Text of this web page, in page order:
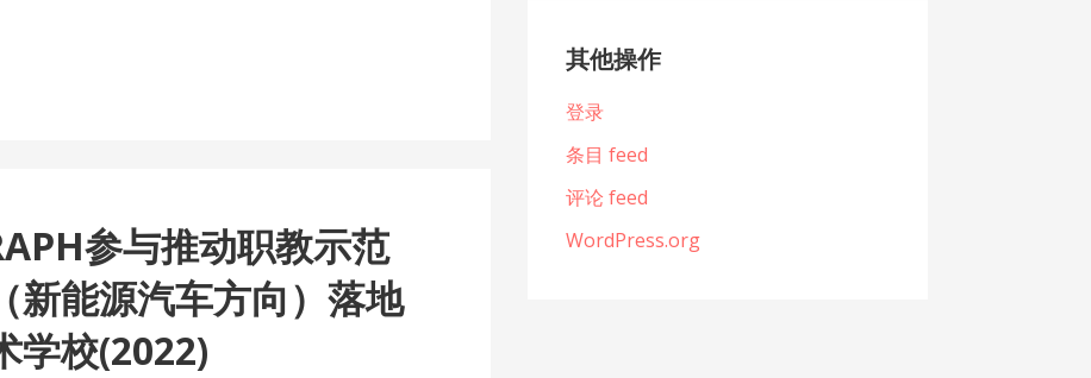
参与推动职教示范
新能源汽车方向）落地
学校(2022)
其他操作
登录
条目 feed
评论 feed
WordPress.org